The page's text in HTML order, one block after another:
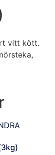
vitt kött.